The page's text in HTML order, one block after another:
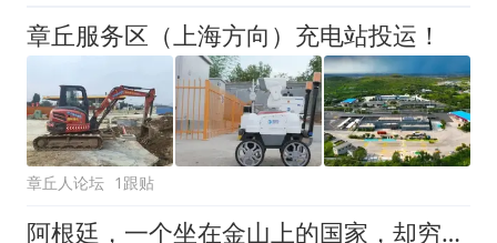
章丘服务区（上海方向）充电站投运！
章丘人论坛 1跟贴
阿根廷，一个坐在金山上的国家，却穷到借钱过日子